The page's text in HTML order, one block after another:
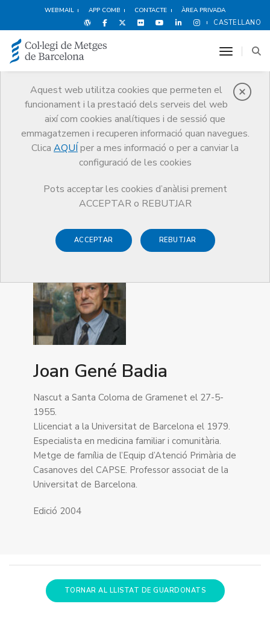
WEBMAIL APP COMB CONTACTE ÀREA PRIVADA
CASTELLANO
Aquest web utilitza cookies que permeten el
funcionament i la prestació dels serveis del web
així com cookies analítiques i de sessió que
emmagatzemen i recuperen informació quan navegues.
Clica AQUÍ per a mes informació o per a canviar la
configuració de les cookies
Pots acceptar les cookies d’anàlisi prement
ACCEPTAR o REBUTJAR
ACCEPTAR REBUTJAR
toggle
Premis
Premis Guardonat Edició 2004
Guardonat Edició 2004
Joan Gené Badia
Nascut a Santa Coloma de Gramenet el 27-5-
1955.
Llicenciat a la Universitat de Barcelona el 1979.
Especialista en medicina familiar i comunitària.
Metge de família de l’Equip d’Atenció Primària de
Casanoves del CAPSE. Professor associat de la
Universitat de Barcelona.
Edició 2004
TORNAR AL LLISTAT DE GUARDONATS